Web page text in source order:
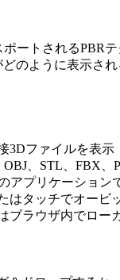
ートされるPBR
のように表示さ
3Dファイルを表示
OBJ、STL、FBX、
アプリケーション
はタッチでオービ
ブラウザ内でロー